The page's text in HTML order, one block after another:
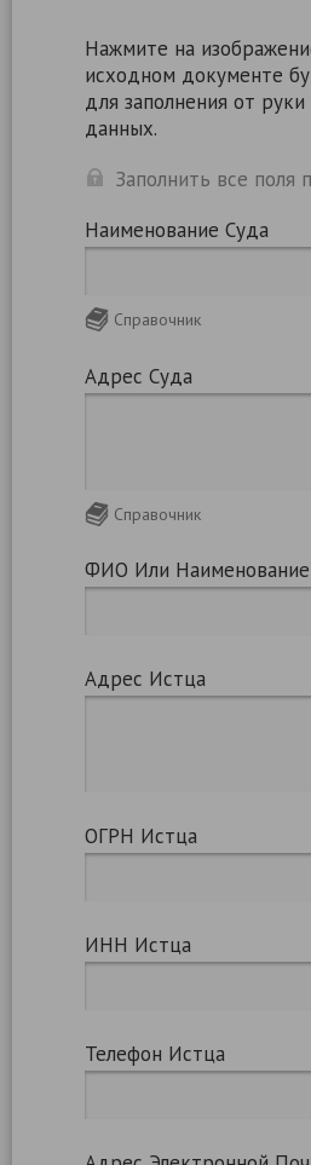
Нажмите на
исходном документе
для заполнения от
данных.
Заполнить все поля
Наименование Суда
Справочник
Адрес Суда
Справочник
ФИО Или
Адрес Истца
ОГРН Истца
ИНН Истца
Телефон Истца